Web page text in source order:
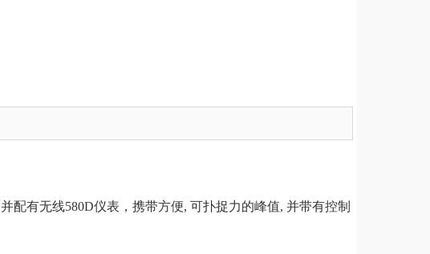
并配有无线580D仪表，携带方便, 可扑捉力的峰值, 并带有控制